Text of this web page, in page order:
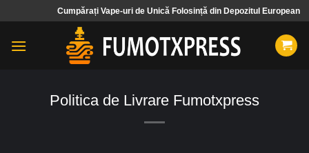
la
conținut
Cumpărați Vape-uri de Unică Folosință din Depozitul European
Politica de Livrare Fumotxpress